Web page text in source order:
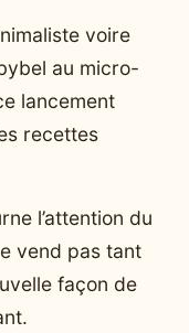
voire
au micro-
lancement
recettes
l’attention du
vend pas tant
façon de